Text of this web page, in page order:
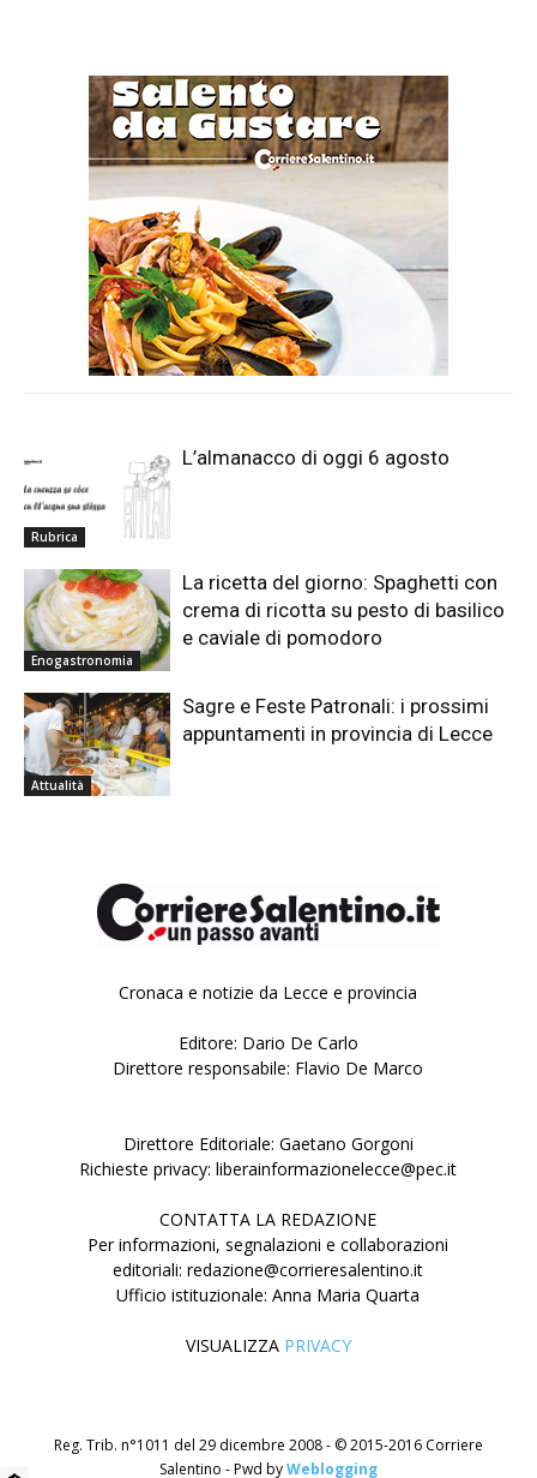
Rubrica
L’almanacco di oggi 6 agosto
Enogastronomia
La ricetta del giorno: Spaghetti con
crema di ricotta su pesto di basilico
e caviale di pomodoro
Attualità
Sagre e Feste Patronali: i prossimi
appuntamenti in provincia di Lecce
Cronaca e notizie da Lecce e provincia
Editore: Dario De Carlo
Direttore responsabile: Flavio De Marco
Direttore Editoriale: Gaetano Gorgoni
Richieste privacy: liberainformazionelecce@pec.it
CONTATTA LA REDAZIONE
Per informazioni, segnalazioni e collaborazioni
editoriali: redazione@corrieresalentino.it
Ufficio istituzionale: Anna Maria Quarta
VISUALIZZA PRIVACY
Reg. Trib. n°1011 del 29 dicembre 2008 - © 2015-2016 Corriere
Salentino - Pwd byWeblogging